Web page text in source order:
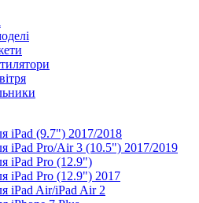
iPad (9.7") 2017/2018
iPad Pro/Air 3 (10.5") 2017/2019
iPad Pro (12.9")
iPad Pro (12.9") 2017
iPad Air/iPad Air 2